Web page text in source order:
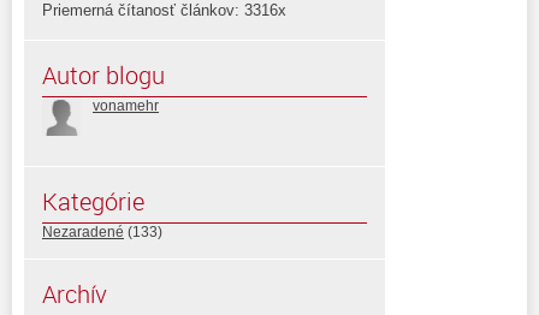
Priemerná čítanosť článkov: 3316x
Autor blogu
vonamehr
Kategórie
Nezaradené (133)
Archív